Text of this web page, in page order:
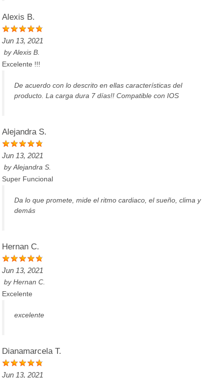
Alexis B.
Jun 13, 2021
byAlexis B.
Excelente !!!
De acuerdo con lo descrito en ellas características del
producto. La carga dura 7 días!! Compatible con IOS
Alejandra S.
Jun 13, 2021
byAlejandra S.
Super Funcional
Da lo que promete, mide el ritmo cardiaco, el sueño, clima y
demás
Hernan C.
Jun 13, 2021
byHernan C.
Excelente
excelente
Dianamarcela T.
Jun 13, 2021